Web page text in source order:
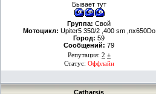
Бывает тут
Группа: Свой
Мотоцикл: Upiter5 350/2 ,400 sm ,nx650Do
Город: 59
Сообщений: 79
Репутация: 2 ±
Статус: Оффлайн
Catharsis